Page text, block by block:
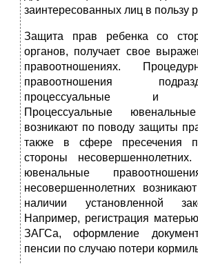
заинтересованных лиц в пользу
Защита прав ребенка со
органов, получает свое
правоотношениях.
правоотношения
процессуальные и
Процессуальные
возникают по поводу защиты
также в сфере пресечения
стороны
ювенальные
несовершеннолетних
наличии установленной
Например, регистрация
ЗАГСа, оформление
пенсии по случаю потери